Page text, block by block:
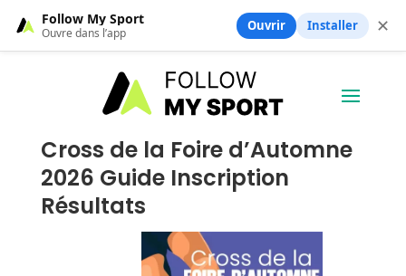
Cross de la Foire d’Automne
2026 Guide Inscription
Résultats
Follow My Sport
Ouvre dans l’app Ouvrir Installer ✕